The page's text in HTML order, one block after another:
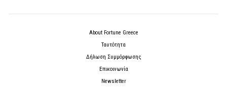
About Fortune Greece
Ταυτότητα
Δήλωση Συμμόρφωσης
Επικοινωνία
Newsletter